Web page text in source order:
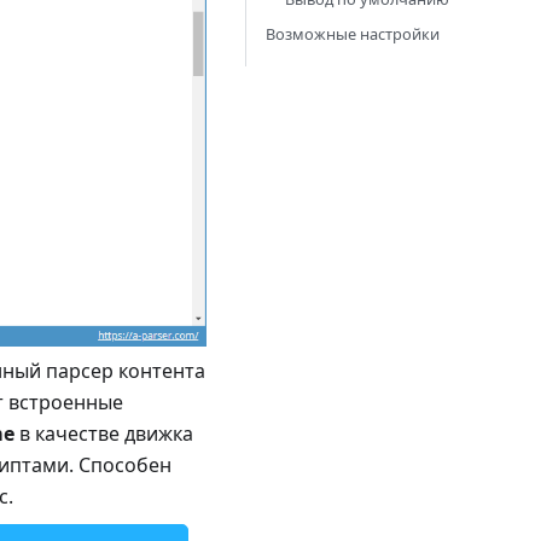
парсер контента
встроенные
в качестве движка
Способен
Возможные настройки